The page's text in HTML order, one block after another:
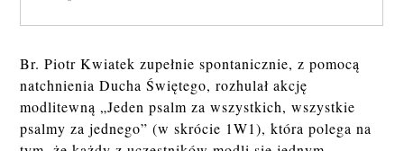
Br. Piotr Kwiatek zupełnie spontanicznie, z pomocą
natchnienia Ducha Świętego, rozhulał akcję
modlitewną „Jeden psalm za wszystkich, wszystkie
psalmy za jednego” (w skrócie 1W1), która polega na